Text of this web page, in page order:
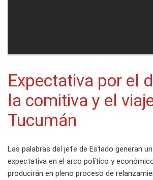
Expectativa por el
la comitiva y el
Tucumán
Las palabras del jefe de Estado generan
expectativa en el arco político y
producirán en pleno proceso de